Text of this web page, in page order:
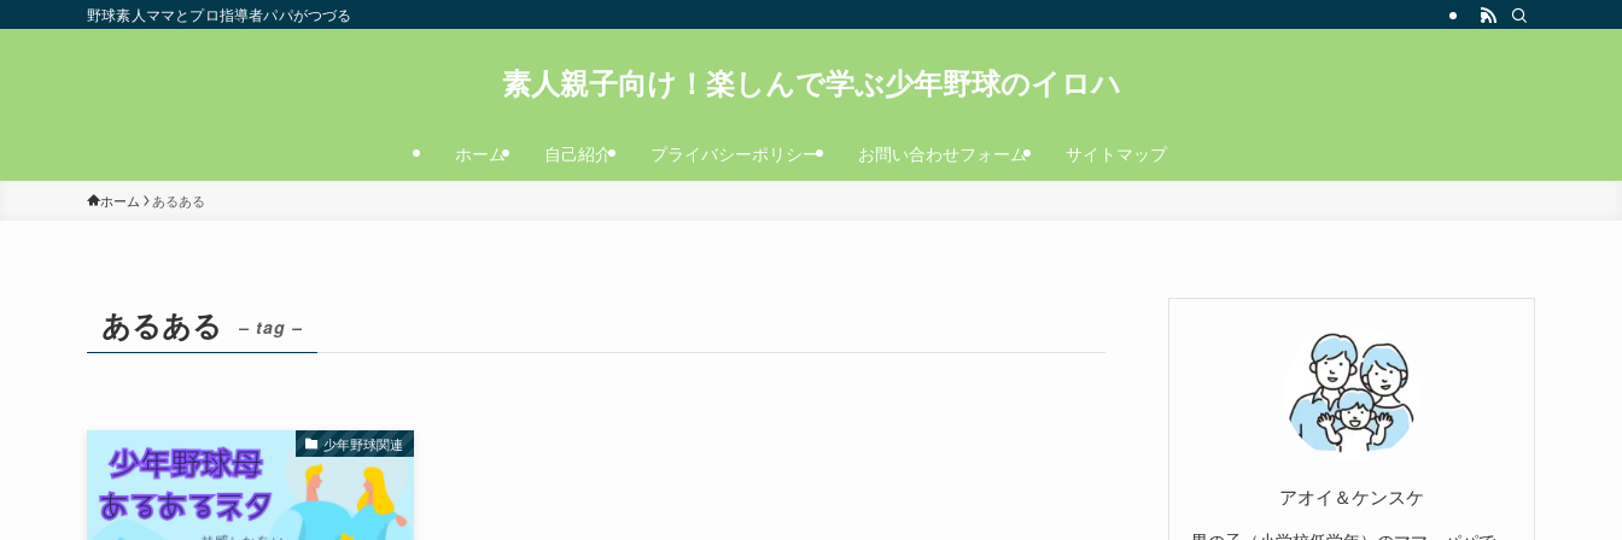
野球素人ママとプロ指導者パパがつづる
素人親子向け！楽しんで学ぶ少年野球のイロハ
ホーム 自己紹介 プライバシーポリシー お問い合わせフォーム サイトマップ
ホーム あるある
あるある – tag –
少年野球関連
アオイ＆ケンスケ